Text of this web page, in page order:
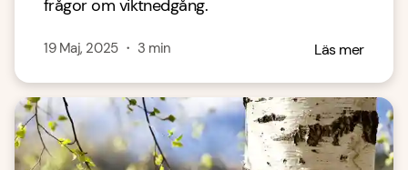
frågor om viktnedgång.
19 Maj, 2025・ 3 min Läs mer